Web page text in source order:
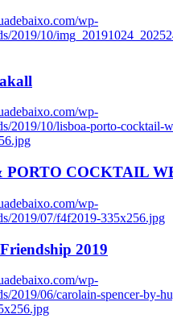
wp-
2019/10/
wp-
2019/10/lisboa-porto-cocktail-
PORTO COCKTAIL
wp-
2019/07/f4f2019-335x256.jpg
2019
wp-
2019/06/carolain-spencer-by-